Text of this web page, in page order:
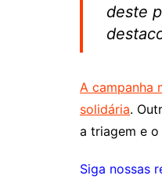
deste
A campanha
solidária.
a triagem e
Siga nossas